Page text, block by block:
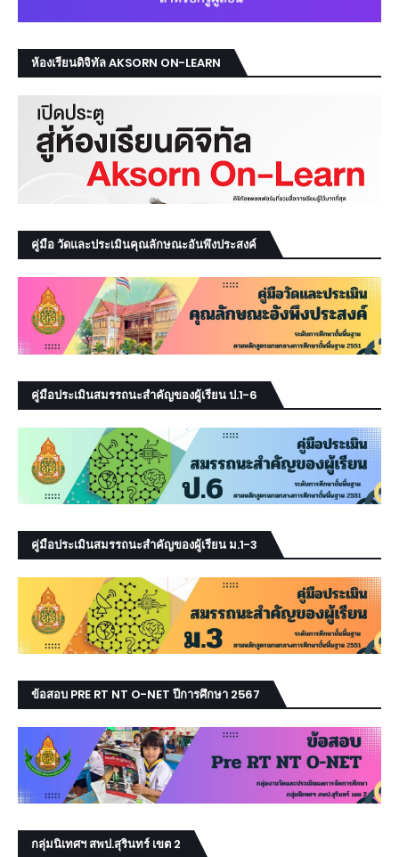
ห้องเรียนดิจิทัล AKSORN ON-LEARN
คู่มือ วัดและประเมินคุณลักษณะอันพึงประสงค์
คู่มือประเมินสมรรถนะสำคัญของผู้เรียน ป.1-6
คู่มือประเมินสมรรถนะสำคัญของผู้เรียน ม.1-3
ข้อสอบ PRE RT NT O-NET ปีการศึกษา 2567
กลุ่มนิเทศฯ สพป.สุรินทร์ เขต 2